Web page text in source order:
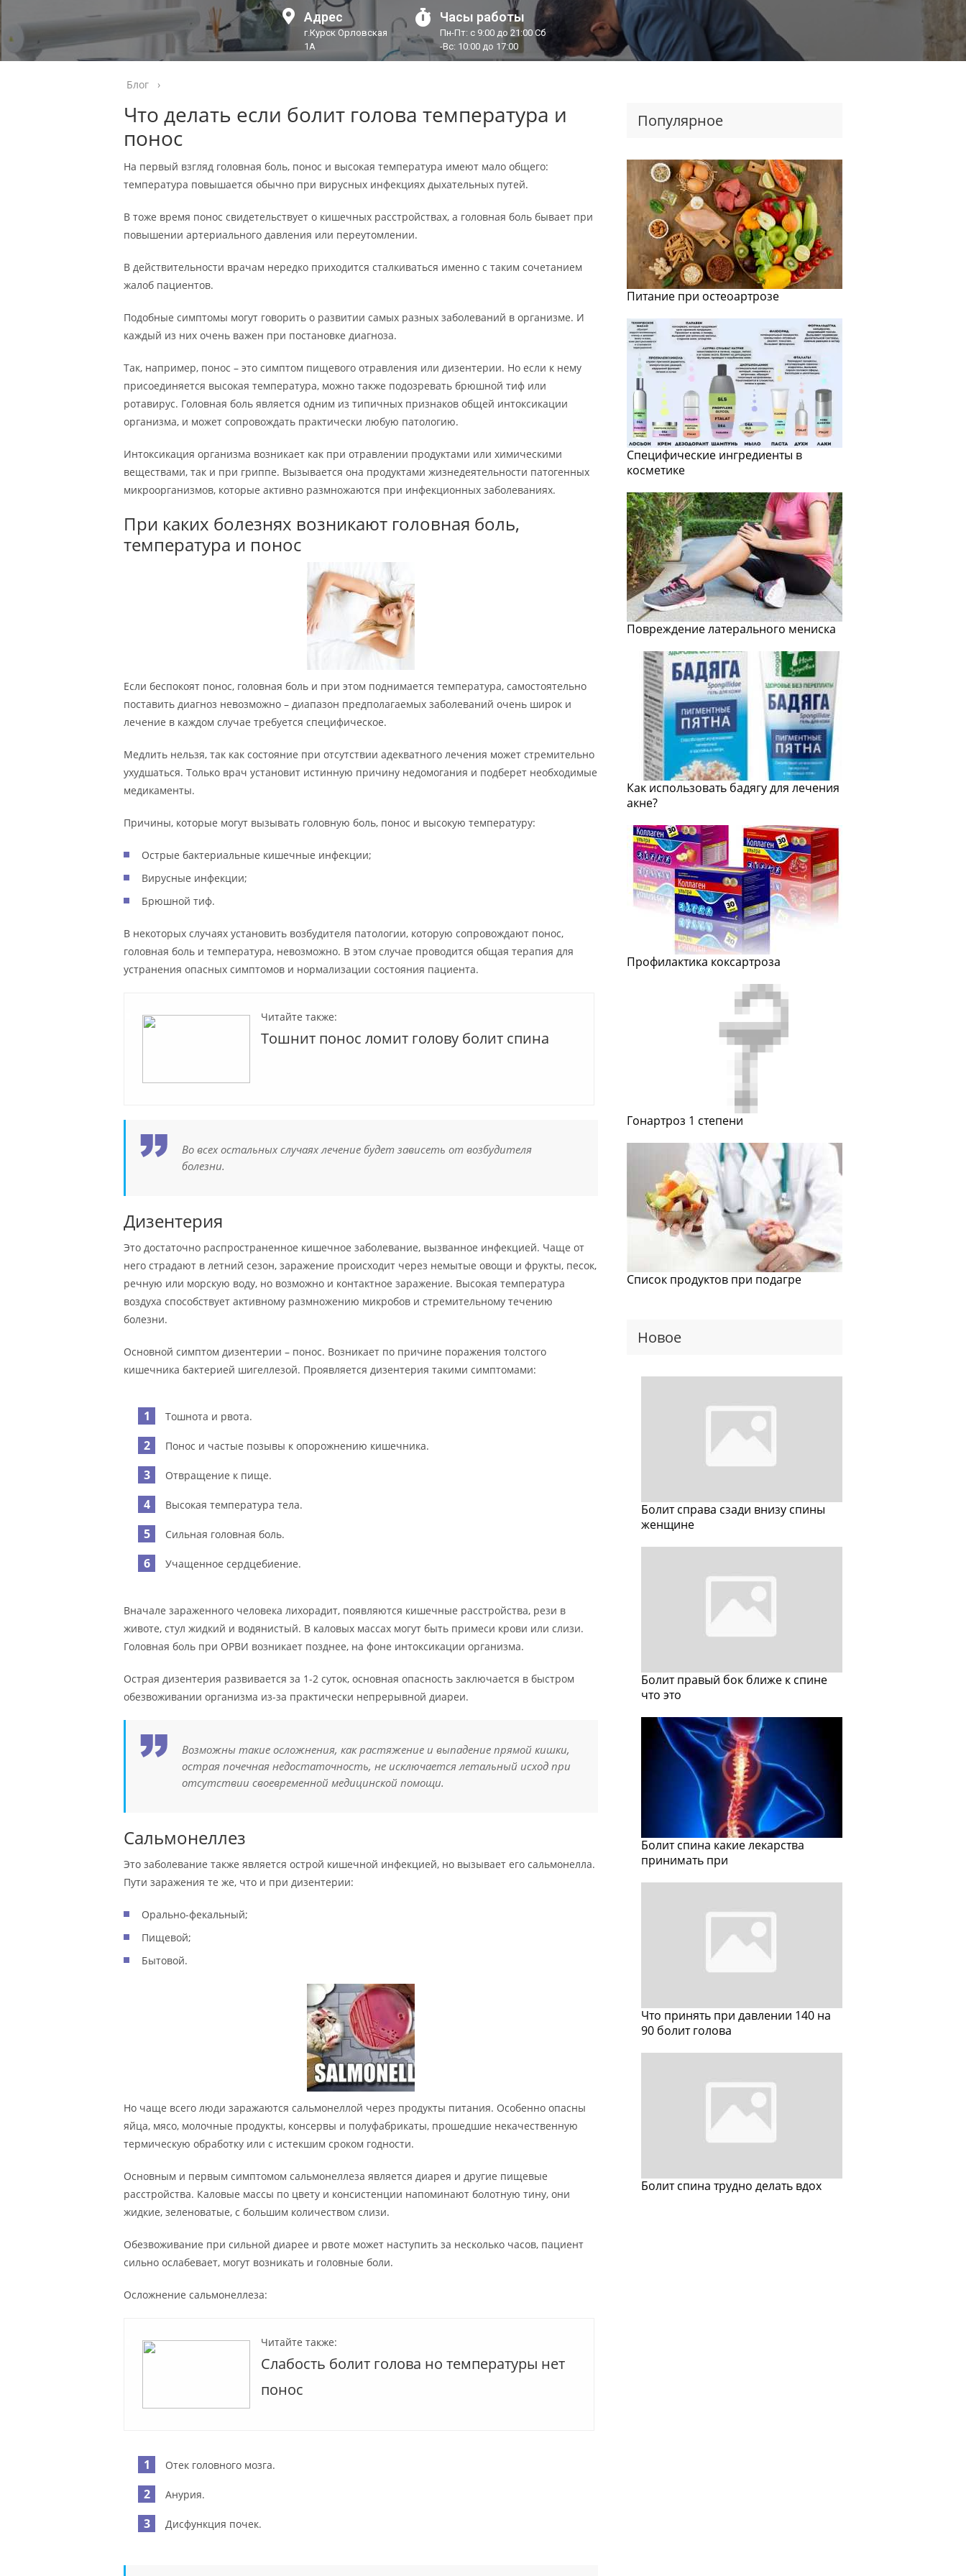
Адрес
г.Курск Орловская
1А
Часы работы
Пн-Пт: с 9:00 до 21:00 Сб
-Вс: 10:00 до 17:00
Блог ›
Что делать если болит голова температура и
понос
На первый взгляд головная боль, понос и высокая температура имеют мало общего:
температура повышается обычно при вирусных инфекциях дыхательных путей.
В тоже время понос свидетельствует о кишечных расстройствах, а головная боль бывает при
повышении артериального давления или переутомлении.
В действительности врачам нередко приходится сталкиваться именно с таким сочетанием
жалоб пациентов.
Подобные симптомы могут говорить о развитии самых разных заболеваний в организме. И
каждый из них очень важен при постановке диагноза.
Так, например, понос – это симптом пищевого отравления или дизентерии. Но если к нему
присоединяется высокая температура, можно также подозревать брюшной тиф или
ротавирус. Головная боль является одним из типичных признаков общей интоксикации
организма, и может сопровождать практически любую патологию.
Интоксикация организма возникает как при отравлении продуктами или химическими
веществами, так и при гриппе. Вызывается она продуктами жизнедеятельности патогенных
микроорганизмов, которые активно размножаются при инфекционных заболеваниях.
При каких болезнях возникают головная боль,
температура и понос
Если беспокоят понос, головная боль и при этом поднимается температура, самостоятельно
поставить диагноз невозможно – диапазон предполагаемых заболеваний очень широк и
лечение в каждом случае требуется специфическое.
Медлить нельзя, так как состояние при отсутствии адекватного лечения может стремительно
ухудшаться. Только врач установит истинную причину недомогания и подберет необходимые
медикаменты.
Причины, которые могут вызывать головную боль, понос и высокую температуру:
Острые бактериальные кишечные инфекции;
Вирусные инфекции;
Брюшной тиф.
В некоторых случаях установить возбудителя патологии, которую сопровождают понос,
головная боль и температура, невозможно. В этом случае проводится общая терапия для
устранения опасных симптомов и нормализации состояния пациента.
Читайте также:
Тошнит понос ломит голову болит спина
Во всех остальных случаях лечение будет зависеть от возбудителя
болезни.
Дизентерия
Это достаточно распространенное кишечное заболевание, вызванное инфекцией. Чаще от
него страдают в летний сезон, заражение происходит через немытые овощи и фрукты, песок,
речную или морскую воду, но возможно и контактное заражение. Высокая температура
воздуха способствует активному размножению микробов и стремительному течению
болезни.
Основной симптом дизентерии – понос. Возникает по причине поражения толстого
кишечника бактерией шигеллезой. Проявляется дизентерия такими симптомами:
Тошнота и рвота.
Понос и частые позывы к опорожнению кишечника.
Отвращение к пище.
Высокая температура тела.
Сильная головная боль.
Учащенное сердцебиение.
Вначале зараженного человека лихорадит, появляются кишечные расстройства, рези в
животе, стул жидкий и водянистый. В каловых массах могут быть примеси крови или слизи.
Головная боль при ОРВИ возникает позднее, на фоне интоксикации организма.
Острая дизентерия развивается за 1-2 суток, основная опасность заключается в быстром
обезвоживании организма из-за практически непрерывной диареи.
Возможны такие осложнения, как растяжение и выпадение прямой кишки,
острая почечная недостаточность, не исключается летальный исход при
отсутствии своевременной медицинской помощи.
Сальмонеллез
Это заболевание также является острой кишечной инфекцией, но вызывает его сальмонелла.
Пути заражения те же, что и при дизентерии:
Орально-фекальный;
Пищевой;
Бытовой.
Но чаще всего люди заражаются сальмонеллой через продукты питания. Особенно опасны
яйца, мясо, молочные продукты, консервы и полуфабрикаты, прошедшие некачественную
термическую обработку или с истекшим сроком годности.
Основным и первым симптомом сальмонеллеза является диарея и другие пищевые
расстройства. Каловые массы по цвету и консистенции напоминают болотную тину, они
жидкие, зеленоватые, с большим количеством слизи.
Обезвоживание при сильной диарее и рвоте может наступить за несколько часов, пациент
сильно ослабевает, могут возникать и головные боли.
Осложнение сальмонеллеза:
Читайте также:
Слабость болит голова но температуры нет
понос
Отек головного мозга.
Анурия.
Дисфункция почек.
Популярное
Питание при остеоартрозе
Специфические ингредиенты в
косметике
Повреждение латерального мениска
Как использовать бадягу для лечения
акне?
Профилактика коксартроза
Гонартроз 1 степени
Список продуктов при подагре
Новое
Болит справа сзади внизу спины
женщине
Болит правый бок ближе к спине
что это
Болит спина какие лекарства
принимать при
Что принять при давлении 140 на
90 болит голова
Болит спина трудно делать вдох